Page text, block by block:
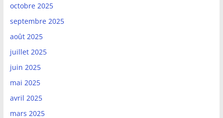
octobre 2025
septembre 2025
août 2025
juillet 2025
juin 2025
mai 2025
avril 2025
mars 2025